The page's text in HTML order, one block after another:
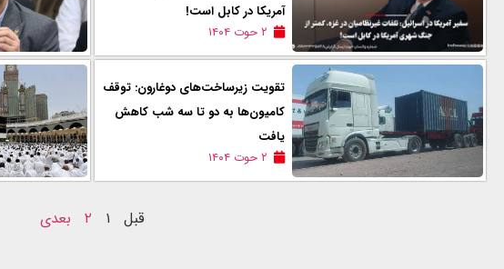
آمریکا در کابل است!
۲ حوت ۱۴۰۴
تقویت زیرساخت‌های دوغارون: توقف
کامیون‌ها به دو تا سه شب کاهش
یافت
۲ حوت ۱۴۰۴
قبل ۱ ۲ بعدی